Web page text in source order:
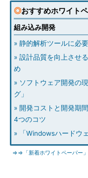
◎おすすめホワイト
組み込み開発
» 静的解析ツールに必
» 設計品質を向上させ
め
» ソフトウェア開発の
グ」
» 開発コストと開発期
4つのコツ
» 「Windowsハードウ
⇒⇒「新着ホワイトペーパー